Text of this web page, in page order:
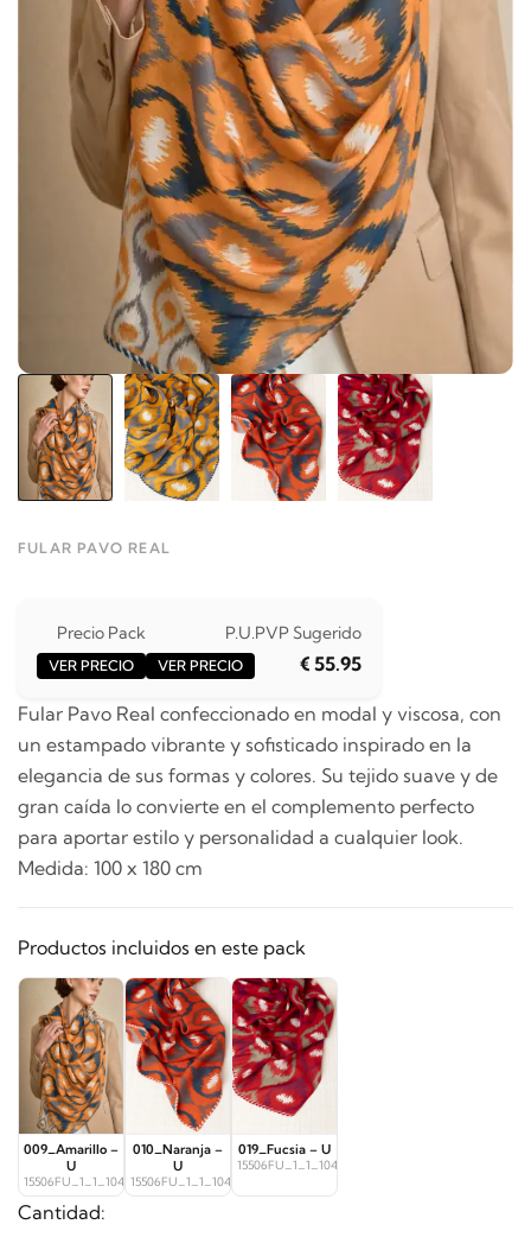
FULAR PAVO REAL
Precio Pack
VER PRECIO
P.U.
VER PRECIO
PVP Sugerido
€ 55.95
Fular Pavo Real confeccionado en modal y viscosa, con
un estampado vibrante y sofisticado inspirado en la
elegancia de sus formas y colores. Su tejido suave y de
gran caída lo convierte en el complemento perfecto
para aportar estilo y personalidad a cualquier look.
Medida: 100 x 180 cm
Productos incluidos en este pack
009_Amarillo –
U
15506FU_1_1_10411
010_Naranja –
U
15506FU_1_1_10412
019_Fucsia – U
15506FU_1_1_10413
Cantidad: